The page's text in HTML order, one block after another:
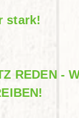
stark!
REDEN -